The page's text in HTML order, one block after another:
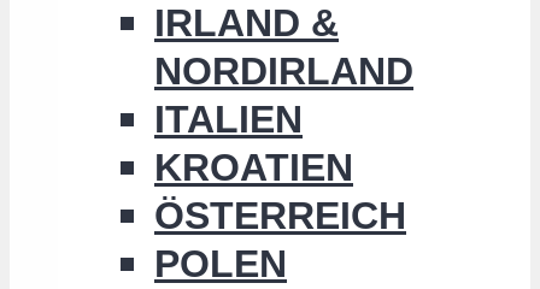
IRLAND &
NORDIRLAND
ITALIEN
KROATIEN
ÖSTERREICH
POLEN